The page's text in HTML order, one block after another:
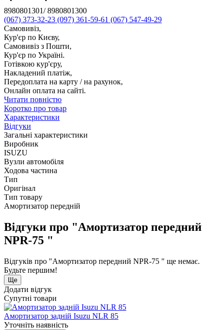
8980801301/ 8980801300
(067) 373-32-23 (097) 361-59-61 (067) 547-49-29
Самовивіз,
Кур'єр по Києву,
Самовивіз з Пошти,
Кур'єр по Україні.
Готівкою кур'єру,
Накладений платіж,
Передоплата на карту / на рахунок,
Онлайн оплата на сайті.
Читати повністю
Коротко про товар
Характеристики
Відгуки
Загальні характеристики
Виробник
ISUZU
Вузли автомобіля
Ходова частина
Тип
Оригінал
Тип товару
Амортизатор передній
Відгуки про "Амортизатор передний
NPR-75 "
Відгуків про "Амортизатор передний NPR-75 " ще немає.
Будьте першим!
Ще
Додати відгук
Супутні товари
Амортизатор задній Isuzu NLR 85
Уточніть наявність